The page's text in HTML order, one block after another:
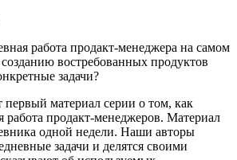
работа продакт-менеджера на самом
востребованных продуктов
задачи?
первый материал серии о том, как
работа продакт-менеджеров. Материал
одной недели. Наши авторы
задачи и делятся своими